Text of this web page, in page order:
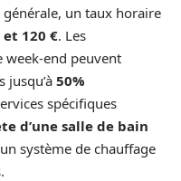
générale, un taux horaire
et 120 €. Les
end peuvent
50%
spécifiques
d’une salle de bain
système de chauffage